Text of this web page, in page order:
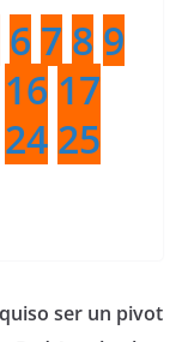
6 7 8 9
16 17
24 25
ser un pivot